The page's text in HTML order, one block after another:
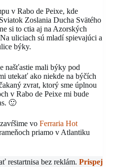
v Rabo de Peixe, kde
Zoslania Ducha Svätého
si to ctia aj na Azorských
uliciach sú mladí spievajúci a
býky.
našťastie mali býky pod
utekať ako niekde na býčích
zvrat, ktorý sme úplnou
v Rabo de Peixe mi bude
🙂
zavŕšime vo Ferraria Hot
priamo v Atlantiku
restartnisa bez reklám. Prispej